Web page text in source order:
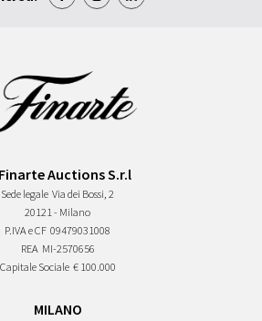
Auctions S.r.l
Sede legale Via dei Bossi, 2
20121 - Milano
P.IVA e CF 09479031008
REA MI-2570656
Capitale Sociale € 100.000
MILANO